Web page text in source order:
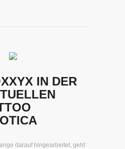
IN DER
darauf hingearbeitet, geht